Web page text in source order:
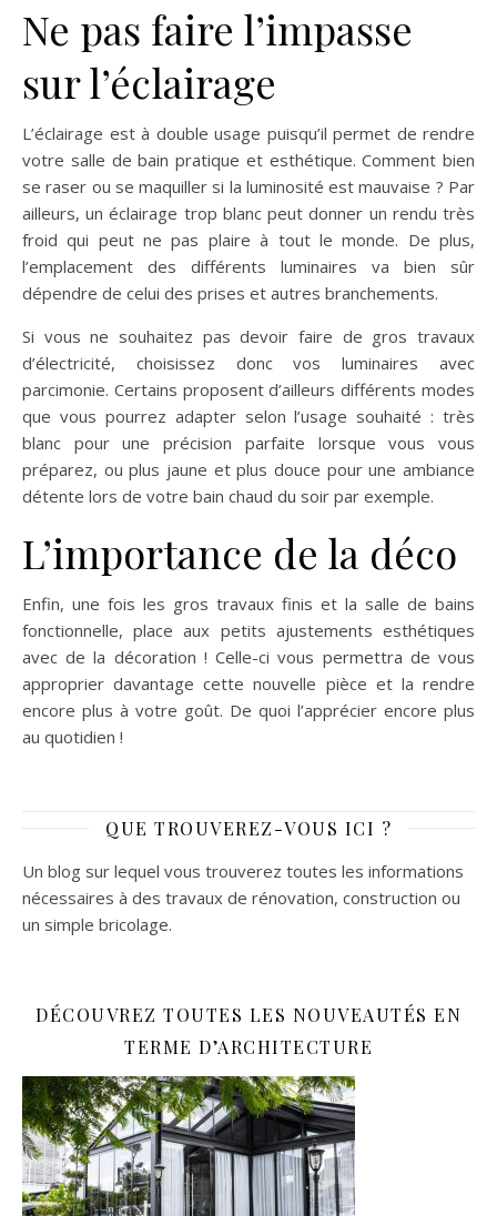
Ne pas faire l’impasse
sur l’éclairage
L’éclairage est à double usage puisqu’il permet de rendre
votre salle de bain pratique et esthétique. Comment bien
se raser ou se maquiller si la luminosité est mauvaise ? Par
ailleurs, un éclairage trop blanc peut donner un rendu très
froid qui peut ne pas plaire à tout le monde. De plus,
l’emplacement des différents luminaires va bien sûr
dépendre de celui des prises et autres branchements.
Si vous ne souhaitez pas devoir faire de gros travaux
d’électricité, choisissez donc vos luminaires avec
parcimonie. Certains proposent d’ailleurs différents modes
que vous pourrez adapter selon l’usage souhaité : très
blanc pour une précision parfaite lorsque vous vous
préparez, ou plus jaune et plus douce pour une ambiance
détente lors de votre bain chaud du soir par exemple.
L’importance de la déco
Enfin, une fois les gros travaux finis et la salle de bains
fonctionnelle, place aux petits ajustements esthétiques
avec de la décoration ! Celle-ci vous permettra de vous
approprier davantage cette nouvelle pièce et la rendre
encore plus à votre goût. De quoi l’apprécier encore plus
au quotidien !
QUE TROUVEREZ-VOUS ICI ?
Un blog sur lequel vous trouverez toutes les informations
nécessaires à des travaux de rénovation, construction ou
un simple bricolage.
DÉCOUVREZ TOUTES LES NOUVEAUTÉS EN
TERME D’ARCHITECTURE